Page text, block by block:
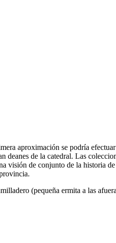
aproximación se podría
de la catedral. Las
visión de conjunto de la historia
(pequeña ermita a las